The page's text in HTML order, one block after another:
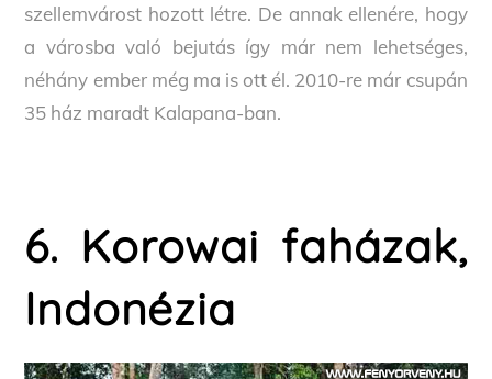
szellemvárost hozott létre. De annak ellenére, hogy
a városba való bejutás így már nem lehetséges,
néhány ember még ma is ott él. 2010-re már csupán
35 ház maradt Kalapana-ban.
6. Korowai faházak,
Indonézia